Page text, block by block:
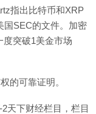
指出比特币和XRP
国SEC的文件。加密
突破1美金市场
的可靠证明。
天下财经栏目，栏目